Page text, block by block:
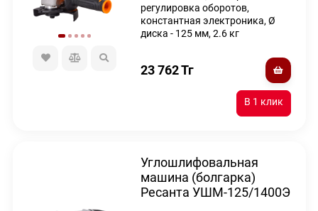
регулировка оборотов,
константная электроника, Ø
диска - 125 мм, 2.6 кг
23 762Тг
Углошлифовальная
машина (болгарка)
Ресанта УШМ-125/1400Э